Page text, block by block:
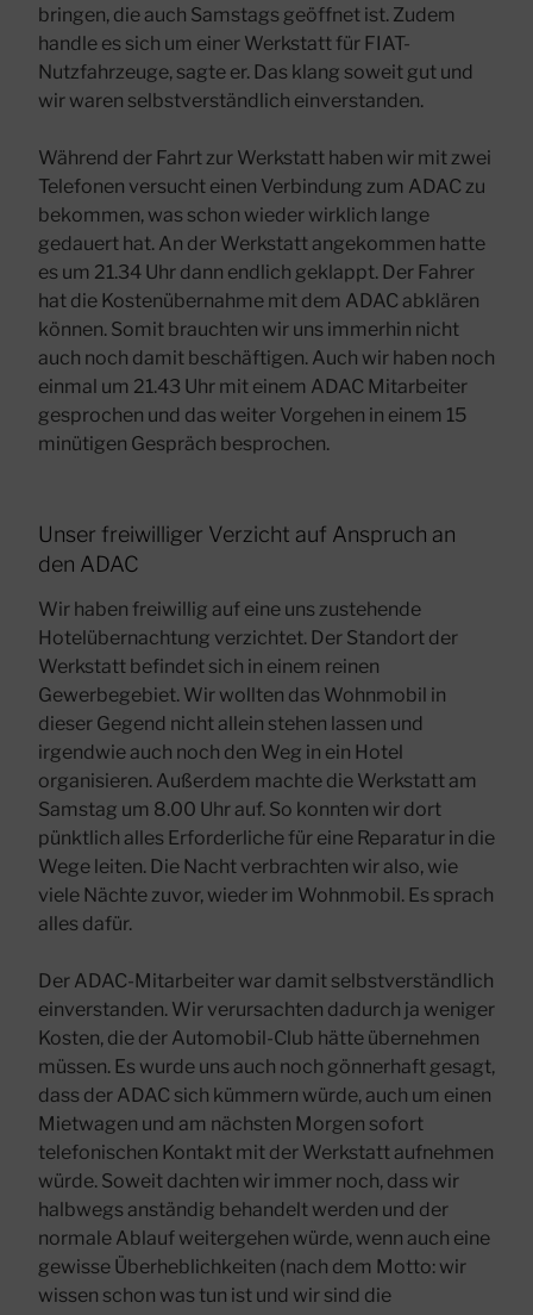
bringen, die auch Samstags geöffnet ist. Zudem
handle es sich um einer Werkstatt für FIAT-
Nutzfahrzeuge, sagte er. Das klang soweit gut und
wir waren selbstverständlich einverstanden.
Während der Fahrt zur Werkstatt haben wir mit zwei
Telefonen versucht einen Verbindung zum ADAC zu
bekommen, was schon wieder wirklich lange
gedauert hat. An der Werkstatt angekommen hatte
es um 21.34 Uhr dann endlich geklappt. Der Fahrer
hat die Kostenübernahme mit dem ADAC abklären
können. Somit brauchten wir uns immerhin nicht
auch noch damit beschäftigen. Auch wir haben noch
einmal um 21.43 Uhr mit einem ADAC Mitarbeiter
gesprochen und das weiter Vorgehen in einem 15
minütigen Gespräch besprochen.
Unser freiwilliger Verzicht auf Anspruch an
den ADAC
Wir haben freiwillig auf eine uns zustehende
Hotelübernachtung verzichtet. Der Standort der
Werkstatt befindet sich in einem reinen
Gewerbegebiet. Wir wollten das Wohnmobil in
dieser Gegend nicht allein stehen lassen und
irgendwie auch noch den Weg in ein Hotel
organisieren. Außerdem machte die Werkstatt am
Samstag um 8.00 Uhr auf. So konnten wir dort
pünktlich alles Erforderliche für eine Reparatur in die
Wege leiten. Die Nacht verbrachten wir also, wie
viele Nächte zuvor, wieder im Wohnmobil. Es sprach
alles dafür.
Der ADAC-Mitarbeiter war damit selbstverständlich
einverstanden. Wir verursachten dadurch ja weniger
Kosten, die der Automobil-Club hätte übernehmen
müssen. Es wurde uns auch noch gönnerhaft gesagt,
dass der ADAC sich kümmern würde, auch um einen
Mietwagen und am nächsten Morgen sofort
telefonischen Kontakt mit der Werkstatt aufnehmen
würde. Soweit dachten wir immer noch, dass wir
halbwegs anständig behandelt werden und der
normale Ablauf weitergehen würde, wenn auch eine
gewisse Überheblichkeiten (nach dem Motto: wir
wissen schon was tun ist und wir sind die